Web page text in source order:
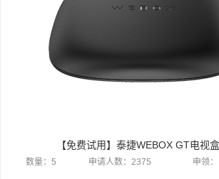
【免费试用】泰捷WEBOX GT电视
数量：5 申请人数：2375 申领